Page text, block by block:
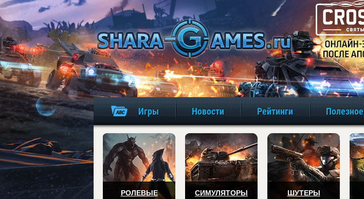
Игры Новости Рейтинги Полезное
РОЛЕВЫЕ СИМУЛЯТОРЫ ШУТЕРЫ